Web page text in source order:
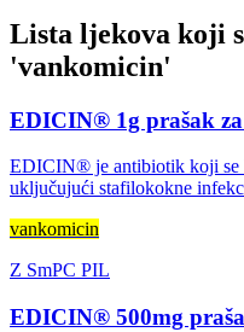
Lista ljekova koji
'vankomicin'
EDICIN® 1g prašak
EDICIN® je antibiotik koji se
uključujući stafilokokne
vankomicin
Z SmPC PIL
EDICIN® 500mg